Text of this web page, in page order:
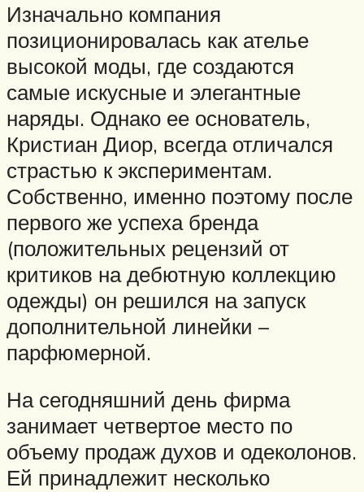
Изначально компания
позиционировалась как ателье
высокой моды, где создаются
самые искусные и элегантные
наряды. Однако ее основатель,
Кристиан Диор, всегда отличался
страстью к экспериментам.
Собственно, именно поэтому после
первого же успеха бренда
(положительных рецензий от
критиков на дебютную коллекцию
одежды) он решился на запуск
дополнительной линейки –
парфюмерной.
На сегодняшний день фирма
занимает четвертое место по
объему продаж духов и одеколонов.
Ей принадлежит несколько